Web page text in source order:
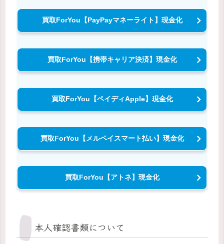
買取ForYou【PayPayマネーライト】現金化
買取ForYou【携帯キャリア決済】現金化
買取ForYou【ペイディApple】現金化
買取ForYou【メルペイスマート払い】現金化
買取ForYou【アトネ】現金化
本人確認書類について